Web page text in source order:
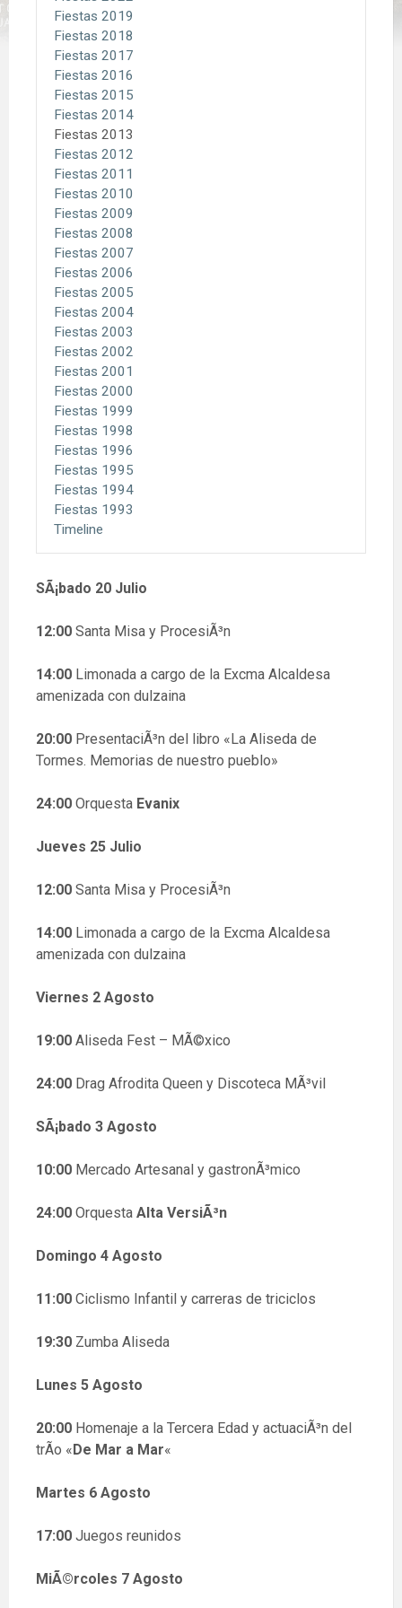
Fiestas 2019
Fiestas 2018
Fiestas 2017
Fiestas 2016
Fiestas 2015
Fiestas 2014
Fiestas 2013
Fiestas 2012
Fiestas 2011
Fiestas 2010
Fiestas 2009
Fiestas 2008
Fiestas 2007
Fiestas 2006
Fiestas 2005
Fiestas 2004
Fiestas 2003
Fiestas 2002
Fiestas 2001
Fiestas 2000
Fiestas 1999
Fiestas 1998
Fiestas 1996
Fiestas 1995
Fiestas 1994
Fiestas 1993
Timeline
SÃ¡bado 20 Julio
12:00 Santa Misa y ProcesiÃ³n
14:00 Limonada a cargo de la Excma Alcaldesa
amenizada con dulzaina
20:00 PresentaciÃ³n del libro «La Aliseda de
Tormes. Memorias de nuestro pueblo»
24:00 Orquesta Evanix
Jueves 25 Julio
12:00 Santa Misa y ProcesiÃ³n
14:00 Limonada a cargo de la Excma Alcaldesa
amenizada con dulzaina
Viernes 2 Agosto
19:00 Aliseda Fest – MÃ©xico
24:00 Drag Afrodita Queen y Discoteca MÃ³vil
SÃ¡bado 3 Agosto
10:00 Mercado Artesanal y gastronÃ³mico
24:00 Orquesta Alta VersiÃ³n
Domingo 4 Agosto
11:00 Ciclismo Infantil y carreras de triciclos
19:30 Zumba Aliseda
Lunes 5 Agosto
20:00 Homenaje a la Tercera Edad y actuaciÃ³n del
trÃ­o «De Mar a Mar«
Martes 6 Agosto
17:00 Juegos reunidos
MiÃ©rcoles 7 Agosto